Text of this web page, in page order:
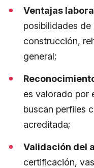
Ventajas
posibilidades
construcción,
general;
es valorado por
buscan perfiles
acreditada;
Validación del
certificación,